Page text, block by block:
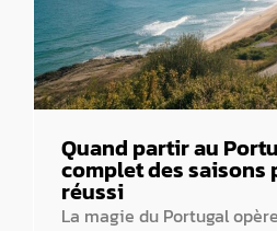
Quand partir au
complet des saisons
réussi
La magie du Portugal opère